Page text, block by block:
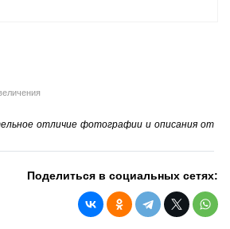
отличие фотографии и описания от
Поделиться в социальных сетях: